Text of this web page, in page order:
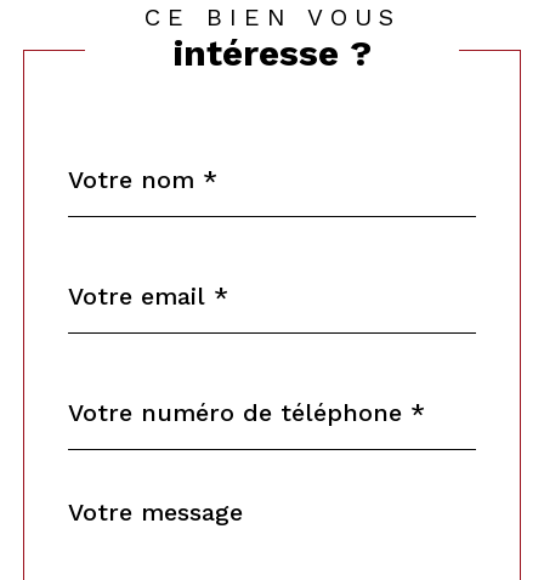
CE BIEN VOUS
intéresse ?
par
défaut
*
*
*
Fieldset
Message
*